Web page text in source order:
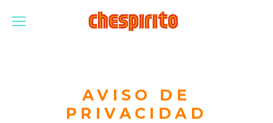
AVISO DE
PRIVACIDAD